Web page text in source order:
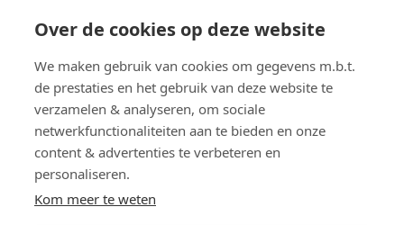
Advanced SystemCare Ultimate
Uninstaller Pro
Panda Security
Dome CleanUp
VPN
SecureLine VPN
HMA Pro VPN
AVG
Bitdefender
Over de cookies op deze website
We maken gebruik van cookies om gegevens m.b.t.
de prestaties en het gebruik van deze website te
verzamelen & analyseren, om sociale
netwerkfunctionaliteiten aan te bieden en onze
content & advertenties te verbeteren en
personaliseren.
Kom meer te weten